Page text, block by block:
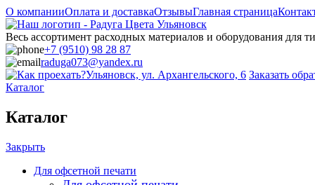
О компанииОплата и доставкаОтзывыГлавная страница
Весь ассортимент расходных материалов и оборудования для
+7 (9510) 98 28 87
raduga073@yandex.ru
Ульяновск, ул. Архангельского, 6 Заказать
Каталог
Каталог
Закрыть
Для офсетной печати